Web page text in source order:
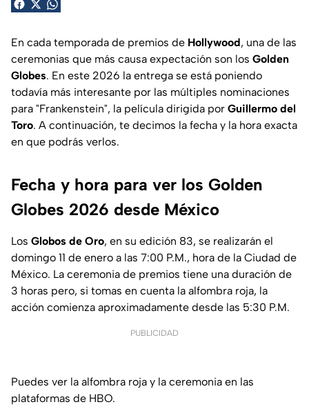
En cada temporada de premios de Hollywood, una de las
ceremonias que más causa expectación son los Golden
Globes. En este 2026 la entrega se está poniendo
todavía más interesante por las múltiples nominaciones
para "Frankenstein", la película dirigida por Guillermo del
Toro. A continuación, te decimos la fecha y la hora exacta
en que podrás verlos.
Fecha y hora para ver los Golden
Globes 2026 desde México
Los Globos de Oro, en su edición 83, se realizarán el
domingo 11 de enero a las 7:00 P.M., hora de la Ciudad de
México. La ceremonia de premios tiene una duración de
3 horas pero, si tomas en cuenta la alfombra roja, la
acción comienza aproximadamente desde las 5:30 P.M.
PUBLICIDAD
Puedes ver la alfombra roja y la ceremonia en las
plataformas de HBO.